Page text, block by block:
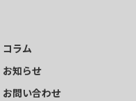
コラム
お知らせ
お問い合わせ